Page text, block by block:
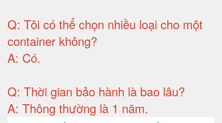
Q: Tôi có thể chọn nhiều loại cho một
container không?
A: Có.
Q: Thời gian bảo hành là bao lâu?
A: Thông thường là 1 năm.